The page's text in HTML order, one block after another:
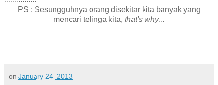
PS : Sesungguhnya orang disekitar kita banyak yang
mencari telinga kita, that's why...
on January 24, 2013